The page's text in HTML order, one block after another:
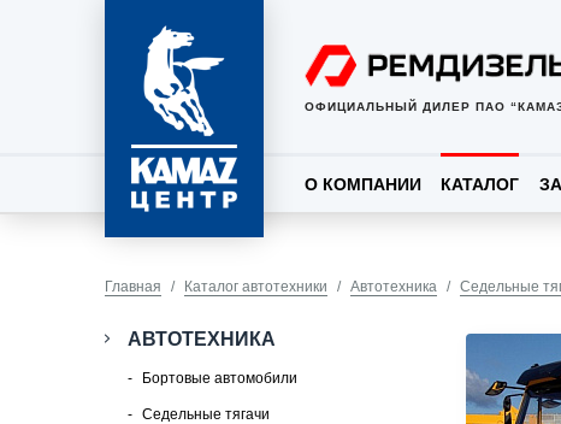
ОФИЦИАЛЬНЫЙ ДИЛЕР ПАО
О КОМПАНИИ КАТАЛОГ
Главная Каталог автотехники Автотехника Седельные
АВТОТЕХНИКА
Бортовые автомобили
Седельные тягачи